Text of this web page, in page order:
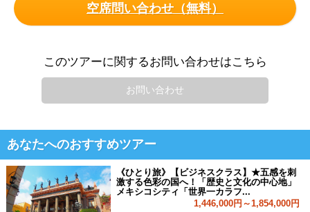
空席問い合わせ（無料）
このツアーに関するお問い合わせはこちら
お問い合わせ
あなたへのおすすめツアー
《ひとり旅》【ビジネスクラス】★五感を刺
激する色彩の国へ！「歴史と文化の中心地」
メキシコシティ「世界一カラフ...
1,446,000円～1,854,000円